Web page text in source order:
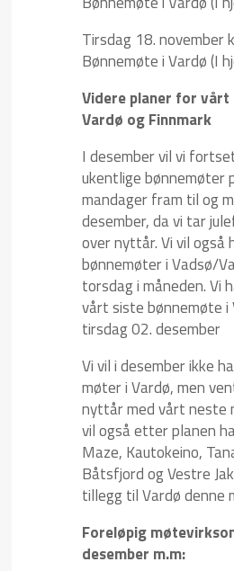
Tirsdag 18. november
Bønnemøte i Vardø (I
Videre planer for vårt
Vardø og Finnmark
I desember vil vi
ukentlige bønnemøter
mandager fram til og
desember, da vi tar
over nyttår. Vi vil også
bønnemøter i Vadsø/
torsdag i måneden. Vi
vårt siste bønnemøte i
tirsdag 02. desember
Vi vil i desember ikke
møter i Vardø, men
nyttår med vårt neste
vil også etter planen
Maze, Kautokeino,
Båtsfjord og Vestre
tillegg til Vardø denne
Foreløpig
desember m.m: